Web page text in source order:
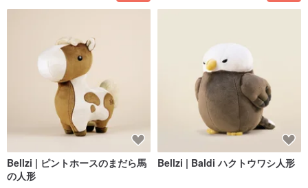
Bellzi | ピントホースのまだら馬
の人形
Bellzi | Baldi ハクトウワシ人形